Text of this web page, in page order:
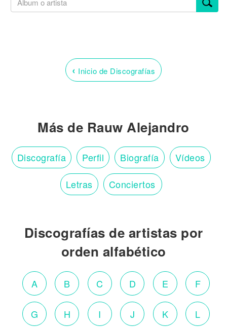
‹ Inicio de Discografías
Más de Rauw Alejandro
Discografía Perfil Biografía Vídeos
Letras Conciertos
Discografías de artistas por
orden alfabético
A B C D E F
G H I J K L